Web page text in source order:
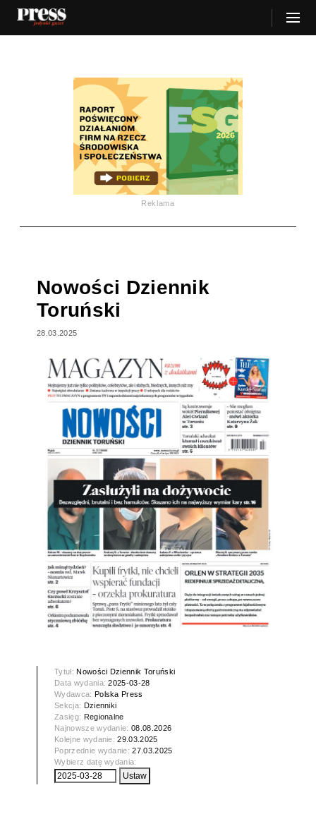
Reklama
Nowości Dziennik
Toruński
28.03.2025
Tytuł: Nowości Dziennik Toruński
Data wydania:2025-03-28
Wydawca: Polska Press
Sekcja: Dzienniki
Zasięg: Regionalne
Najnowsze wydanie:08.08.2026
Kolejne wydanie:29.03.2025
Poprzednie wydanie:27.03.2025
Wybierz datę wydania: